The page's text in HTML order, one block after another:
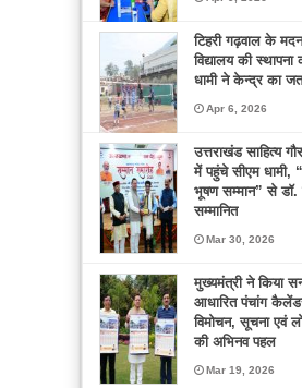
टिहरी गढ़वाल के
विद्यालय की
धामी ने केन्द्र का
Apr 6, 2026
उत्तराखंड साहित्य
में पहुंचे सीएम धामी,
भूषण सम्मान” से डॉ.
सम्मानित
Mar 30, 2026
मुख्यमंत्री ने किया
आधारित पंचांग
विमोचन, सूचना एवं
की अभिनव पहल
Mar 19, 2026